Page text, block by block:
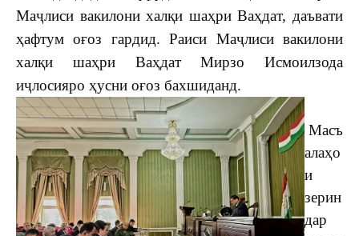
Маҷлиси вакилони халқи шаҳри Ваҳдат, даъвати
ҳафтум оғоз гардид. Раиси Маҷлиси вакилони
халқи шаҳри Ваҳдат Мирзо Исмоилзода
иҷлосияро ҳусни оғоз бахшиданд.
Масъ
алаҳо
и
зерин
дар